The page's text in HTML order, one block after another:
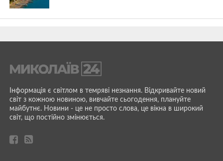
Інформація є світлом в темряві незнання. Відкривайте новий
світ з кожною новиною, вивчайте сьогодення, плануйте
майбутнє. Новини - це не просто слова, це вікна в широкий
світ, що постійно змінюється.